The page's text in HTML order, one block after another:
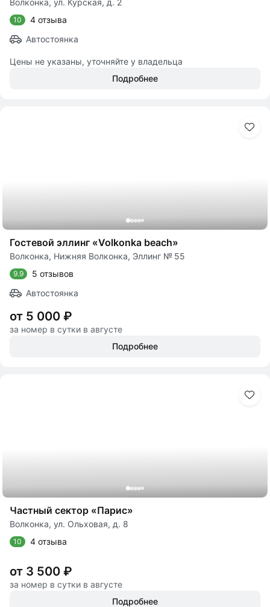
Волконка, ул. Курская, д. 2
10
4 отзыва
Автостоянка
Цены не указаны, уточняйте у владельца
Подробнее
Гостевой эллинг «Volkonka beach»
Волконка, Нижняя Волконка, Эллинг № 55
9.9
5 отзывов
Автостоянка
от 5 000 ₽
за номер в сутки в августе
Подробнее
Частный сектор «Парис»
Волконка, ул. Ольховая, д. 8
10 4 отзыва
от 3 500 ₽
за номер в сутки в августе
Подробнее